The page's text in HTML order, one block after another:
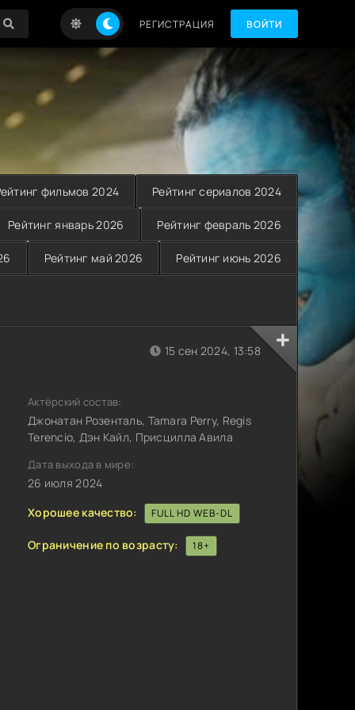
РЕГИСТРАЦИЯ ВОЙТИ
фильмов 2024 Рейтинг сериалов 2024
Рейтинг январь 2026 Рейтинг февраль 2026
Рейтинг май 2026 Рейтинг июнь 2026
15 сен 2024, 13:58
Актёрский состав:
Джонатан Розенталь, Tamara Perry, Regis
Terencio, Дэн Кайл, Присцилла Авила
Дата выхода в мире:
26 июля 2024
Хорошее качество:
FULL HD WEB-DL
Ограничение по возрасту: 18+